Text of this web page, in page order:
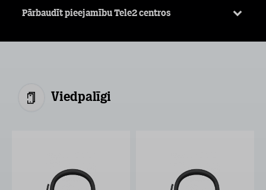
Pārbaudīt pieejamību Tele2 centros
Viedpalīgi